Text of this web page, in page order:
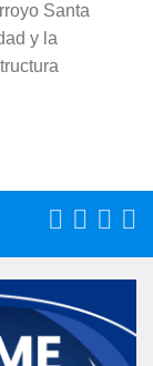
Santa
y la